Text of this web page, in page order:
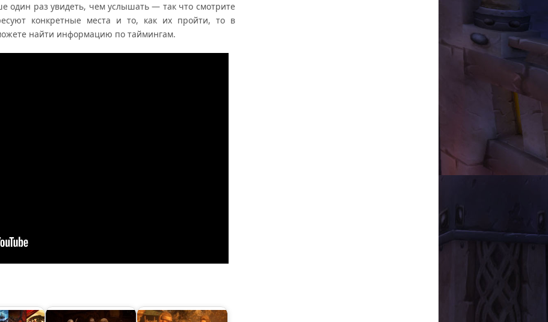
один раз увидеть, чем услышать — так что смотрите
конкретные места и то, как их пройти, то в
найти информацию по таймингам.